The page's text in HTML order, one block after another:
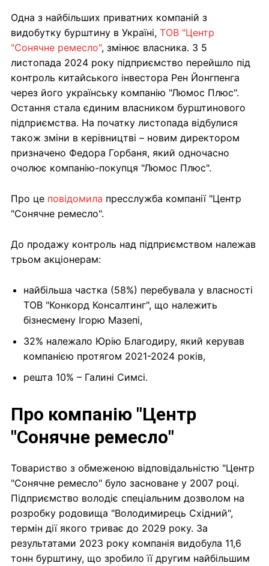
Одна з найбільших приватних компаній з
видобутку бурштину в Україні, ТОВ "Центр
"Сонячне ремесло", змінює власника. З 5
листопада 2024 року підприємство перейшло під
контроль китайського інвестора Рен Йонгпенга
через його українську компанію "Люмос Плюс".
Остання стала єдиним власником бурштинового
підприємства. На початку листопада відбулися
також зміни в керівництві – новим директором
призначено Федора Горбаня, який одночасно
очолює компанію-покупця "Люмос Плюс".
Про це повідомила пресслужба компанії "Центр
"Сонячне ремесло".
До продажу контроль над підприємством належав
трьом акціонерам:
найбільша частка (58%) перебувала у власності
ТОВ "Конкорд Консалтинг", що належить
бізнесмену Ігорю Мазепі,
32% належало Юрію Благодиру, який керував
компанією протягом 2021-2024 років,
решта 10% – Галині Симсі.
Про компанію "Центр
"Сонячне ремесло"
Товариство з обмеженою відповідальністю "Центр
"Сонячне ремесло" було засноване у 2007 році.
Підприємство володіє спеціальним дозволом на
розробку родовища "Володимирець Східний",
термін дії якого триває до 2029 року. За
результатами 2023 року компанія видобула 11,6
тонн бурштину, що зробило її другим найбільшим